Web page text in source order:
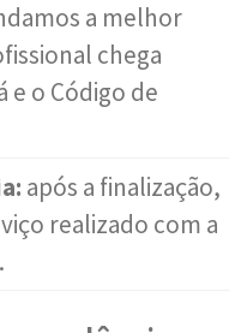
a melhor
chega
e o Código de
após a finalização,
realizado com a